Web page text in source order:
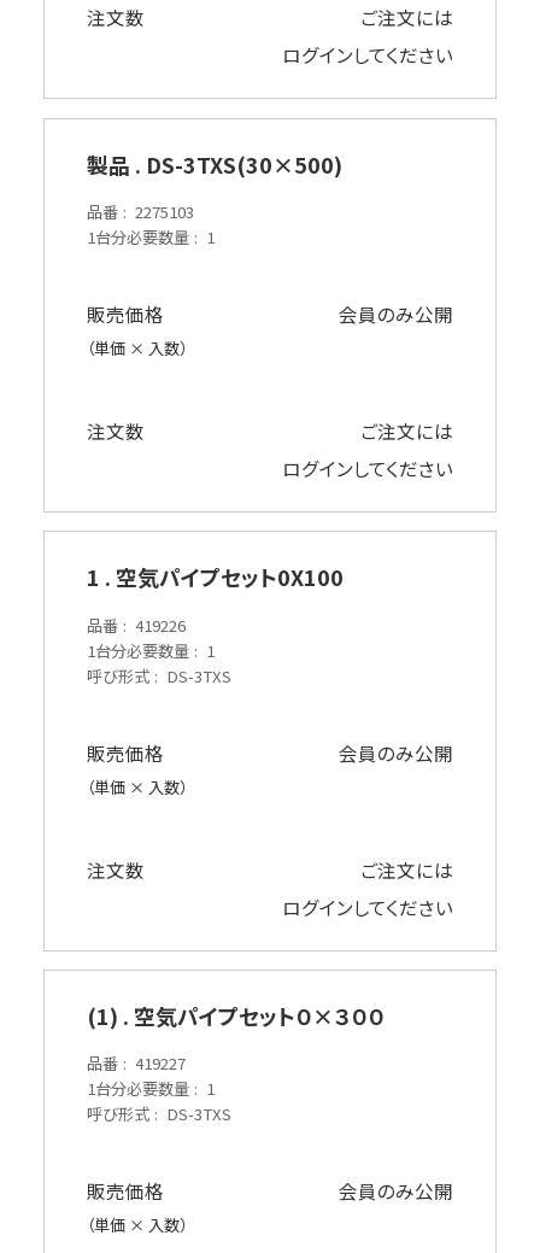
注文数
ご注文には
ログインしてください
製品 . DS-3TXS(30×500)
品番
2275103
1台分必要数量
1
販売価格
（単価 × 入数）
会員のみ公開
注文数
ご注文には
ログインしてください
1 . 空気パイプセット0X100
品番
419226
1台分必要数量
1
呼び形式
DS-3TXS
販売価格
（単価 × 入数）
会員のみ公開
注文数
ご注文には
ログインしてください
(1) . 空気パイプセット０×３００
品番
419227
1台分必要数量
1
呼び形式
DS-3TXS
販売価格
（単価 × 入数）
会員のみ公開